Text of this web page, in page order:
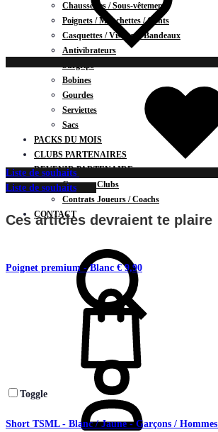
Chaussettes / Sous-vêtements
Poignets / Manchettes / Gants
Casquettes / Visières / Bandeaux
Antivibrateurs
Surgrips
Bobines
Gourdes
Serviettes
Sacs
PACKS DU MOIS
CLUBS PARTENAIRES
DEVENIR PARTENAIRE
Contrats Clubs
Contrats Joueurs / Coachs
CONTACT
Liste de souhaits
Liste de souhaits
Ces articles devraient te plaire
Poignet premium - Blanc €9,90
Toggle
Short TSML - Blanc / Jaune - Garçons / Hommes